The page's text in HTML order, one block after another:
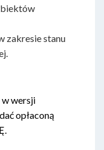
zakresie stanu
wersji
opłaconą